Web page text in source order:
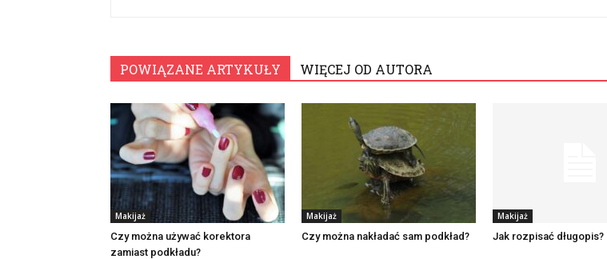
POWIĄZANE ARTYKUŁY WIĘCEJ OD AUTORA
Makijaż
Czy można używać korektora
zamiast podkładu?
Makijaż
Czy można nakładać sam podkład?
Makijaż
Jak rozpisać długopis?